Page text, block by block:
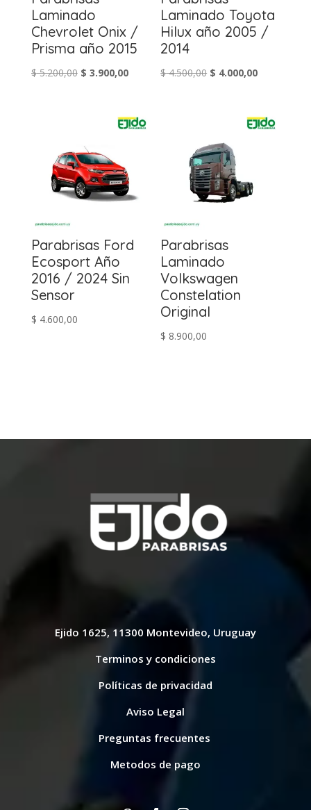
Laminado
Chevrolet Onix /
Prisma año 2015
$5.200,00 El
$ 5.200,00.
$ 3.900,00El
es:
Laminado Toyota
Hilux año 2005 /
2014
$4.500,00 El
$ 4.500,00.
$ 4.000,00El
es:
Parabrisas Ford
Ecosport Año
2016 / 2024 Sin
Sensor
$ 4.600,00
Parabrisas
Laminado
Volkswagen
Constelation
Original
$ 8.900,00
Ejido 1625, 11300 Montevideo, Uruguay
Terminos y condiciones
Políticas de privacidad
Aviso Legal
Preguntas frecuentes
Metodos de pago